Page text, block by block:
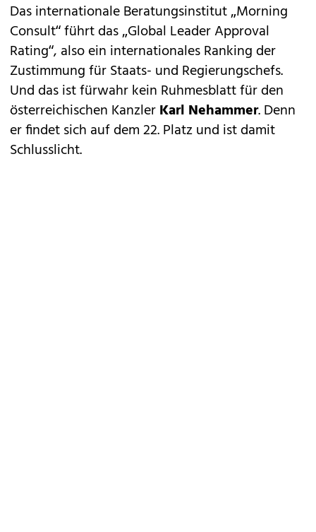
Das internationale Beratungsinstitut „Morning
Consult“ führt das „Global Leader Approval
Rating“, also ein internationales Ranking der
Zustimmung für Staats- und Regierungschefs.
Und das ist fürwahr kein Ruhmesblatt für den
österreichischen KanzlerKarl Nehammer. Denn
er findet sich auf dem 22. Platz und ist damit
Schlusslicht.